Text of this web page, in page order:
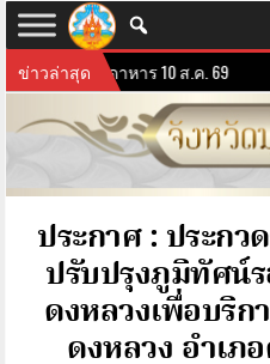
ข่าวล่าสุด
ารจังหวัดมุกดาหาร 10 ส.ค. 69
ประกาศ : ประกว
ปรับปรุงภูมิทัศน์
ดงหลวงเพื่อบริก
ดงหลวง อำเภ